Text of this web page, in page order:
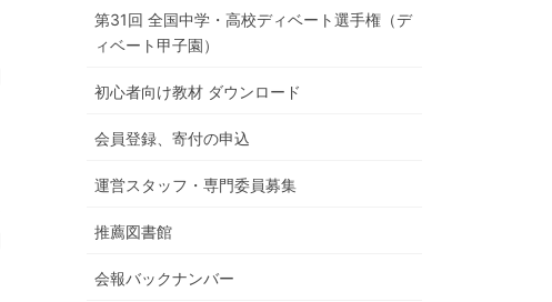
第31回 全国中学・高校ディベート選手権（デ
ィベート甲子園）
初心者向け教材 ダウンロード
会員登録、寄付の申込
運営スタッフ・専門委員募集
推薦図書館
会報バックナンバー